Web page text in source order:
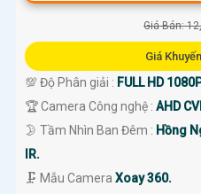
Giá Bán:
Giá
💯 Độ Phân giải : FULL HD
🏆 Camera Công nghệ : AHD
🌛 Tầm Nhìn Ban Đêm : Hồng
IR.
🗜️ Mẫu Camera Xoay 360.